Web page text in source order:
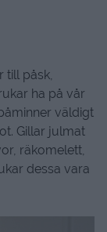
till påsk,
ha på vår
väldigt
Gillar julmat
räkomelett,
dessa vara